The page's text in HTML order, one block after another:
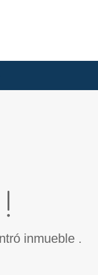
inmueble .